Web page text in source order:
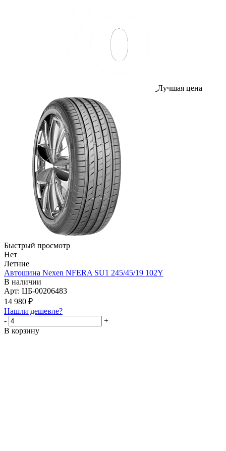
Лучшая цена
Быстрый просмотр
Нет
Летние
Автошина Nexen NFERA SU1 245/45/19 102Y
В наличии
Арт: ЦБ-00206483
14 980 ₽
Нашли дешевле?
-
+
В корзину